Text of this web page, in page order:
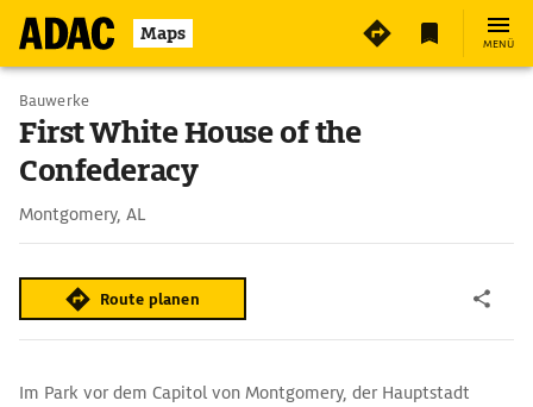
Maps MENÜ
Bauwerke
First White House of the
Confederacy
Montgomery, AL
Route planen
Im Park vor dem Capitol von Montgomery, der Hauptstadt